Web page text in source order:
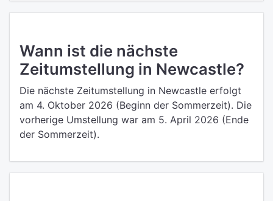
Wann ist die nächste
Zeitumstellung in Newcastle?
Die nächste Zeitumstellung in Newcastle erfolgt
am 4. Oktober 2026 (Beginn der Sommerzeit). Die
vorherige Umstellung war am 5. April 2026 (Ende
der Sommerzeit).